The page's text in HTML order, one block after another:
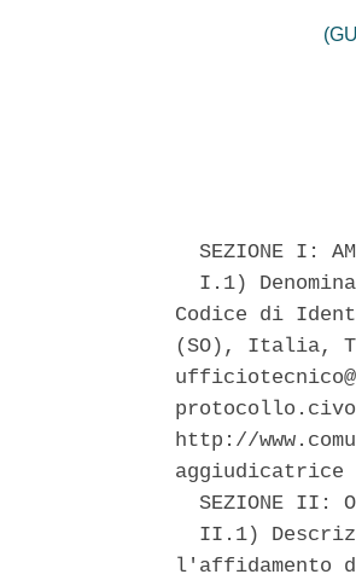
SEZIONE I:
I.1)
Codice di
(SO), Italia,
http://
SEZIONE II:
II.1)
l'affidamento